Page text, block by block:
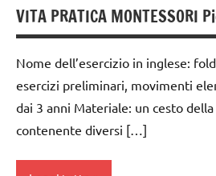
e
svestirsi
VITA
PRATICA
dai
3 ai
6
anni
GUIDA
DIDATTICA
VITA PRATICA MONTESSORI
Nome dell’esercizio in inglese:
esercizi preliminari, movimenti
dai 3 anni Materiale: un cesto
contenente diversi […]